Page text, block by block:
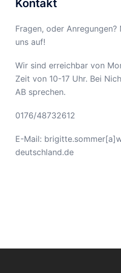
Kontakt
Fragen, oder
uns auf!
Wir sind erreichbar von
Zeit von 10-17 Uhr. Bei
AB sprechen.
0176/48732612
E-Mail:
deutschland.de